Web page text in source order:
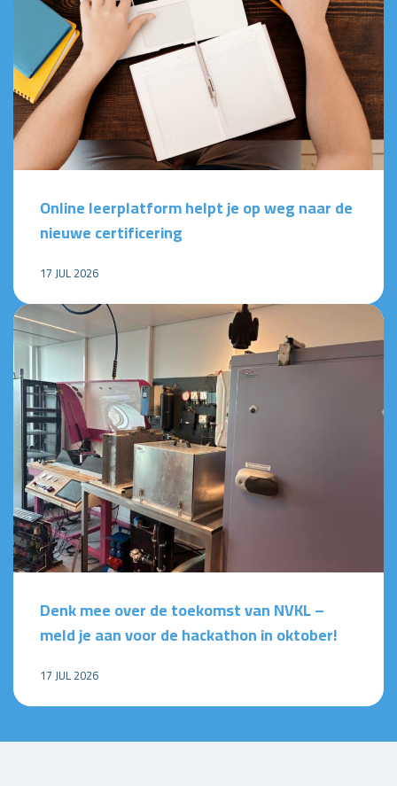
Online leerplatform helpt je op weg naar de
nieuwe certificering
17 JUL 2026
Denk mee over de toekomst van NVKL –
meld je aan voor de hackathon in oktober!
17 JUL 2026